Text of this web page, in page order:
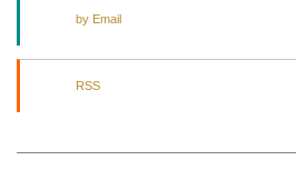
by Email
RSS